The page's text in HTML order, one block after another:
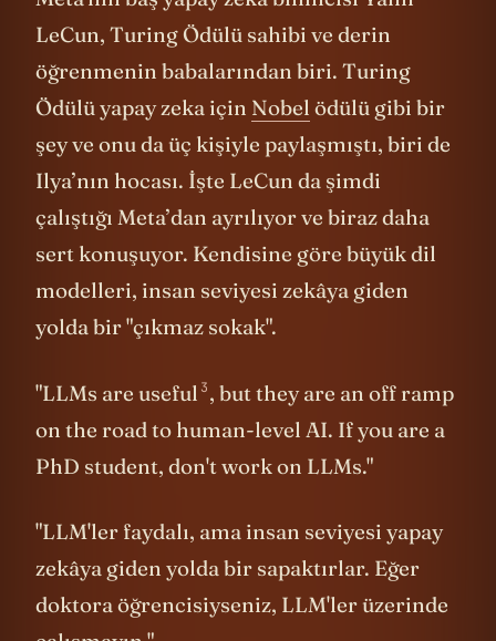
LeCun, Turing Ödülü sahibi ve derin
öğrenmenin babalarından biri. Turing
Ödülü yapay zeka için Nobel ödülü gibi bir
şey ve onu da üç kişiyle paylaşmıştı, biri de
Ilya’nın hocası. İşte LeCun da şimdi
çalıştığı Meta’dan ayrılıyor ve biraz daha
sert konuşuyor. Kendisine göre büyük dil
modelleri, insan seviyesi zekâya giden
yolda bir "çıkmaz sokak".
"LLMs are useful 3, but they are an off ramp
on the road to human-level AI. If you are a
PhD student, don't work on LLMs."
"LLM'ler faydalı, ama insan seviyesi yapay
zekâya giden yolda bir sapaktırlar. Eğer
doktora öğrencisiyseniz, LLM'ler üzerinde